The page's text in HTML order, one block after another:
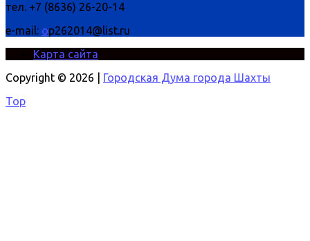
тел. +7 (8636) 26-20-14
e-mail: op262014@list.ru
Карта сайта
Copyright © 2026 |
Городская Дума города Шахты
Top